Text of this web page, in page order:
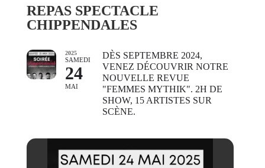
REPAS SPECTACLE
CHIPPENDALES
2025
SAMEDI
24
MAI
DÈS SEPTEMBRE 2024,
VENEZ DÉCOUVRIR NOTRE
NOUVELLE REVUE
"FEMMES MYTHIK". 2H DE
SHOW, 15 ARTISTES SUR
SCÈNE.